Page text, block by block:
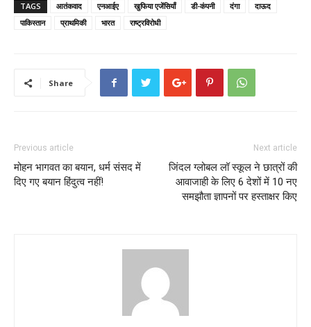
TAGS आतंकवाद एनआईए खुफिया एजेंसियाँ डी-कंपनी दंगा
दाऊद
पाकिस्तान
प्राथमिकी भारत राष्ट्रविरोधी
Share
Previous article
मोहन भागवत का बयान, धर्म संसद में
दिए गए बयान हिंदुत्व नहीं!
Next article
जिंदल ग्लोबल लॉ स्कूल ने छात्रों की
आवाजाही के लिए 6 देशों में 10 नए
समझौता ज्ञापनों पर हस्ताक्षर किए